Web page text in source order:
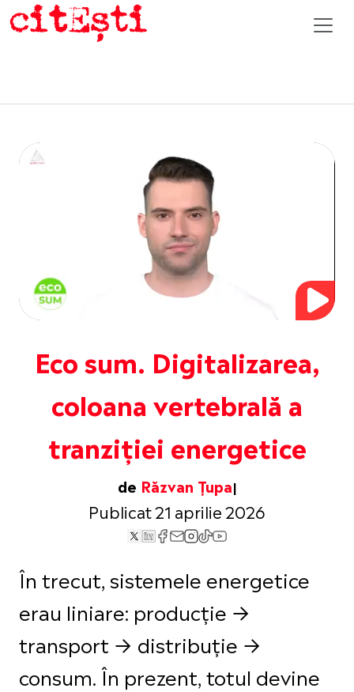
Eco sum. Digitalizarea,
coloana vertebrală a
tranziției energetice
de Răzvan Țupa
Publicat 21 aprilie 2026
În trecut, sistemele energetice
erau liniare: producție →
transport → distribuție →
consum. În prezent, totul devine